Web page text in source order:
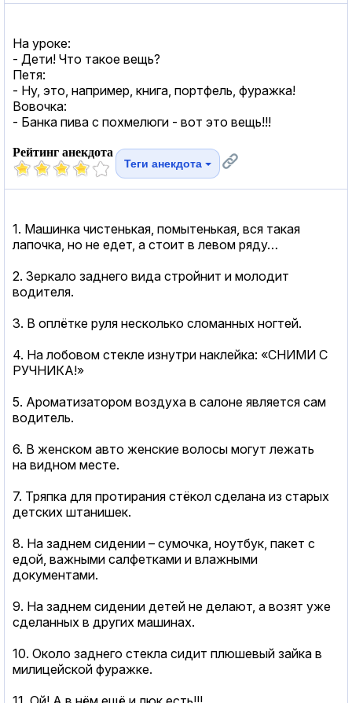
На уроке:
- Дети! Что такое вещь?
Петя:
- Ну, это, например, книга, портфель, фуражка!
Вовочка:
- Банка пива с похмелюги - вот это вещь!!!
Рейтинг анекдота
Теги анекдота
1. Машинка чистенькая, помытенькая, вся такая
лапочка, но не едет, а стоит в левом ряду…
2. Зеркало заднего вида стройнит и молодит
водителя.
3. В оплётке руля несколько сломанных ногтей.
4. На лобовом стекле изнутри наклейка: «СНИМИ С
РУЧНИКА!»
5. Ароматизатором воздуха в салоне является сам
водитель.
6. В женском авто женские волосы могут лежать
на видном месте.
7. Тряпка для протирания стёкол сделана из старых
детских штанишек.
8. На заднем сидении – сумочка, ноутбук, пакет с
едой, важными салфетками и влажными
документами.
9. На заднем сидении детей не делают, а возят уже
сделанных в других машинах.
10. Около заднего стекла сидит плюшевый зайка в
милицейской фуражке.